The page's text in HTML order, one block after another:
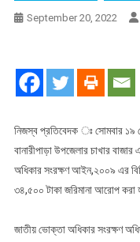
September 20, 2022
নিজস্ব প্রতিবেদক ঃ সোমবার ১৯
বানারীপাড়া উপজেলার চাখার
অধিকার সংরক্ষণ আইন,২০০৯ এর
৩৪,৫০০ টাকা জরিমানা আরোপ করা
জাতীয় ভোক্তা অধিকার সংরক্ষণ